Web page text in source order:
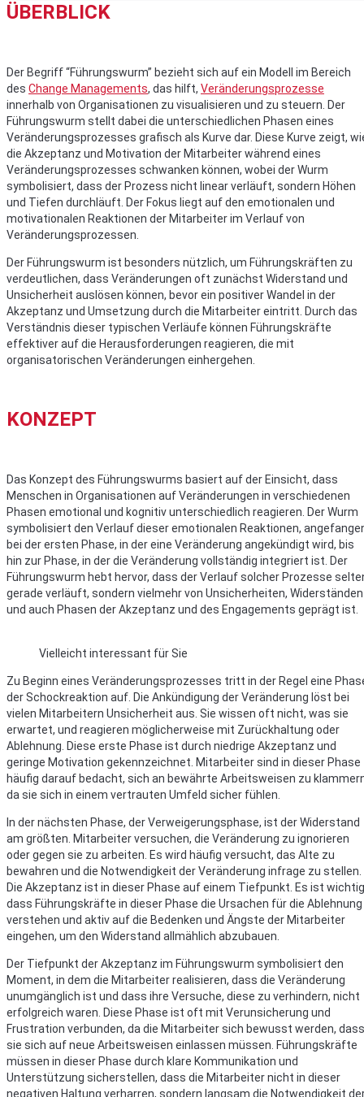
ÜBERBLICK
Der Begriff “Führungswurm” bezieht sich auf ein Modell im Bereich
des Change Managements, das hilft, Veränderungsprozesse
innerhalb von Organisationen zu visualisieren und zu steuern. Der
Führungswurm stellt dabei die unterschiedlichen Phasen eines
Veränderungsprozesses grafisch als Kurve dar. Diese Kurve zeigt,
die Akzeptanz und Motivation der Mitarbeiter während eines
Veränderungsprozesses schwanken können, wobei der Wurm
symbolisiert, dass der Prozess nicht linear verläuft, sondern Höhen
und Tiefen durchläuft. Der Fokus liegt auf den emotionalen und
motivationalen Reaktionen der Mitarbeiter im Verlauf von
Veränderungsprozessen.
Der Führungswurm ist besonders nützlich, um Führungskräften zu
verdeutlichen, dass Veränderungen oft zunächst Widerstand und
Unsicherheit auslösen können, bevor ein positiver Wandel in der
Akzeptanz und Umsetzung durch die Mitarbeiter eintritt. Durch das
Verständnis dieser typischen Verläufe können Führungskräfte
effektiver auf die Herausforderungen reagieren, die mit
organisatorischen Veränderungen einhergehen.
KONZEPT
Das Konzept des Führungswurms basiert auf der Einsicht, dass
Menschen in Organisationen auf Veränderungen in verschiedenen
Phasen emotional und kognitiv unterschiedlich reagieren. Der Wurm
symbolisiert den Verlauf dieser emotionalen Reaktionen,
bei der ersten Phase, in der eine Veränderung angekündigt wird, bis
hin zur Phase, in der die Veränderung vollständig integriert ist. Der
Führungswurm hebt hervor, dass der Verlauf solcher Prozesse
gerade verläuft, sondern vielmehr von Unsicherheiten, Widerständen
und auch Phasen der Akzeptanz und des Engagements geprägt ist.
Vielleicht interessant für Sie
Zu Beginn eines Veränderungsprozesses tritt in der Regel eine
der Schockreaktion auf. Die Ankündigung der Veränderung löst bei
vielen Mitarbeitern Unsicherheit aus. Sie wissen oft nicht, was sie
erwartet, und reagieren möglicherweise mit Zurückhaltung oder
Ablehnung. Diese erste Phase ist durch niedrige Akzeptanz und
geringe Motivation gekennzeichnet. Mitarbeiter sind in dieser Phase
häufig darauf bedacht, sich an bewährte Arbeitsweisen zu
da sie sich in einem vertrauten Umfeld sicher fühlen.
In der nächsten Phase, der Verweigerungsphase, ist der Widerstand
am größten. Mitarbeiter versuchen, die Veränderung zu ignorieren
oder gegen sie zu arbeiten. Es wird häufig versucht, das Alte zu
bewahren und die Notwendigkeit der Veränderung infrage zu stellen.
Die Akzeptanz ist in dieser Phase auf einem Tiefpunkt. Es ist
dass Führungskräfte in dieser Phase die Ursachen für die Ablehnung
verstehen und aktiv auf die Bedenken und Ängste der Mitarbeiter
eingehen, um den Widerstand allmählich abzubauen.
Der Tiefpunkt der Akzeptanz im Führungswurm symbolisiert den
Moment, in dem die Mitarbeiter realisieren, dass die Veränderung
unumgänglich ist und dass ihre Versuche, diese zu verhindern, nicht
erfolgreich waren. Diese Phase ist oft mit Verunsicherung und
Frustration verbunden, da die Mitarbeiter sich bewusst werden, dass
sie sich auf neue Arbeitsweisen einlassen müssen. Führungskräfte
müssen in dieser Phase durch klare Kommunikation und
Unterstützung sicherstellen, dass die Mitarbeiter nicht in dieser
negativen Haltung verharren, sondern langsam die Notwendigkeit